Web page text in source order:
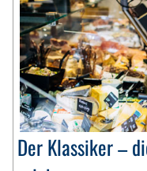
Der Klassiker –